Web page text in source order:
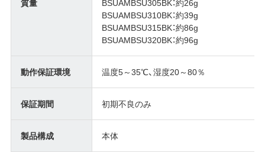
BSUAMBSU310BK：約39g
BSUAMBSU315BK：約86g
BSUAMBSU320BK：約96g
動作保証環境 温度5～35℃、湿度20～80％
保証期間 初期不良のみ
製品構成 本体